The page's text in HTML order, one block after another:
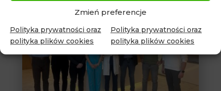
Zmień preferencje
Polityka prywatności oraz
polityka plików cookies
Polityka prywatności oraz
polityka plików cookies